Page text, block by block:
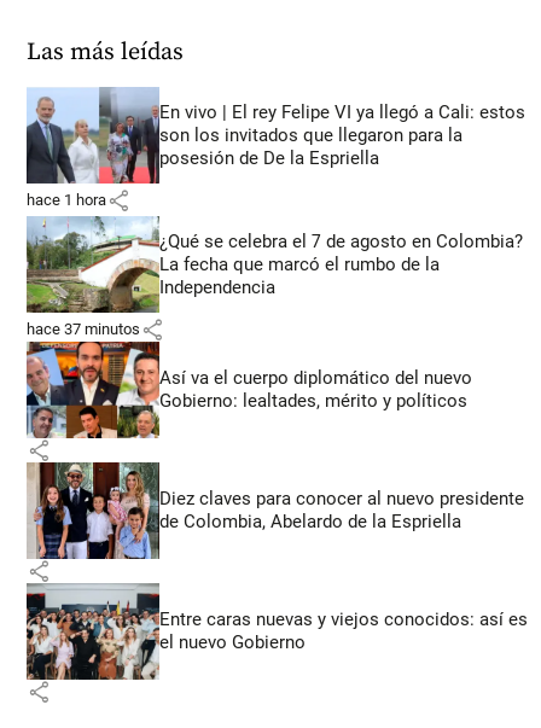
Las más leídas
En vivo | El rey Felipe VI ya llegó a Cali: estos
son los invitados que llegaron para la
posesión de De la Espriella
hace 1 hora share
¿Qué se celebra el 7 de agosto en Colombia?
La fecha que marcó el rumbo de la
Independencia
hace 37 minutos share
Así va el cuerpo diplomático del nuevo
Gobierno: lealtades, mérito y políticos
share
Diez claves para conocer al nuevo presidente
de Colombia, Abelardo de la Espriella
share
Entre caras nuevas y viejos conocidos: así es
el nuevo Gobierno
share